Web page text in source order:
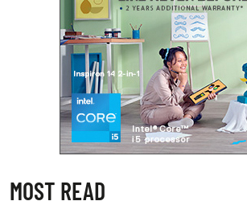
MOST READ